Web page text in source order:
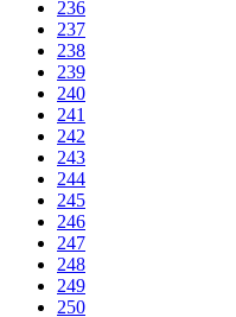
236
237
238
239
240
241
242
243
244
245
246
247
248
249
250